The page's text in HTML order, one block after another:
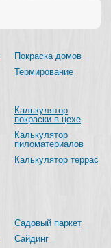
Садовый паркет
Сайдинг
Покраска домов
Термирование
Калькулятор
покраски в цехе
Калькулятор
пиломатериалов
Калькулятор террас